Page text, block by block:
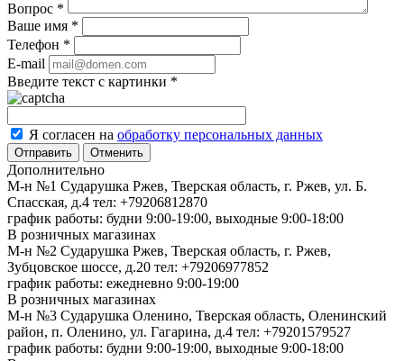
Вопрос *
Ваше имя *
Телефон *
E-mail
Введите текст с картинки *
Я согласен на обработку персональных данных
Отменить
Дополнительно
М-н №1 Сударушка Ржев, Тверская область, г. Ржев, ул. Б.
Спасская, д.4 тел: +79206812870
график работы: будни 9:00-19:00, выходные 9:00-18:00
В розничных магазинах
М-н №2 Cударушка Ржев, Тверская область, г. Ржев,
Зубцовское шоссе, д.20 тел: +79206977852
график работы: ежедневно 9:00-19:00
В розничных магазинах
М-н №3 Сударушка Оленино, Тверская область, Оленинский
район, п. Оленино, ул. Гагарина, д.4 тел: +79201579527
график работы: будни 9:00-19:00, выходные 9:00-18:00